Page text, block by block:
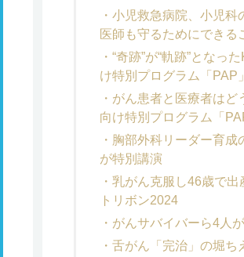
小児救急病院、小児科
医師も守るためにできる
“奇跡”が“軌跡”とな
け特別プログラム「PAP
がん患者と医療者は
向け特別プログラム「
胸部外科リーダー育
が特別講演
乳がん克服し46歳で
トリボン2024
がんサバイバーら4人
舌がん「完治」の堀